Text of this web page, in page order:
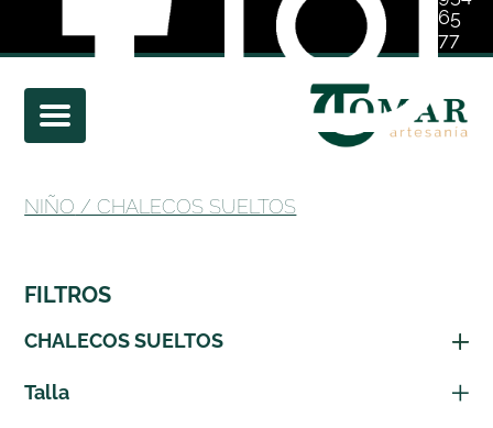
65
77
01
NIÑO / CHALECOS SUELTOS
FILTROS
CHALECOS SUELTOS
Talla